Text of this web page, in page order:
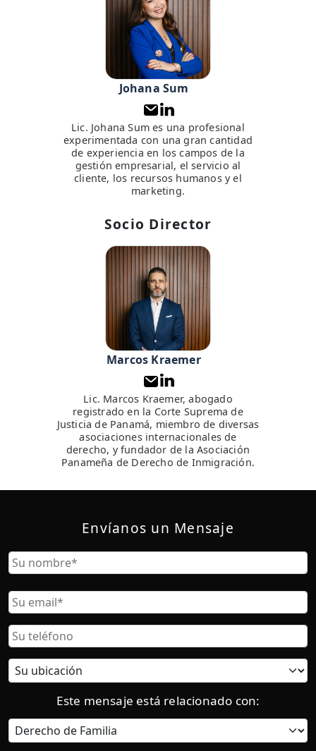
Johana Sum
Lic. Johana Sum es una profesional
experimentada con una gran cantidad
de experiencia en los campos de la
gestión empresarial, el servicio al
cliente, los recursos humanos y el
marketing.
Socio Director
Marcos Kraemer
Lic. Marcos Kraemer, abogado
registrado en la Corte Suprema de
Justicia de Panamá, miembro de diversas
asociaciones internacionales de
derecho, y fundador de la Asociación
Panameña de Derecho de Inmigración.
Envíanos un Mensaje
Nombre
Correo
Electrónico
Teléfono
Ubicación
actual:
Este mensaje está relacionado con:
Categoría